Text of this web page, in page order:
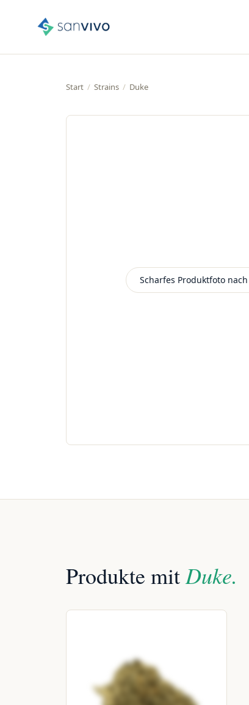
Start / Strains / Duke
Scharfes Produktfoto
Produkte mitDuke.